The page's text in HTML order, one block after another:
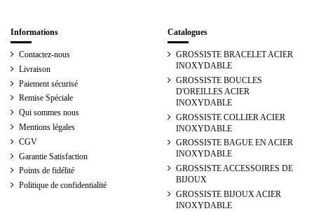
Informations
Contactez-nous
Livraison
Paiement sécurisé
Remise Spéciale
Qui sommes nous
Mentions légales
CGV
Garantie Satisfaction
Points de fidélité
Politique de confidentialité
Catalogues
GROSSISTE BRACELET ACIER
INOXYDABLE
GROSSISTE BOUCLES
D'OREILLES ACIER
INOXYDABLE
GROSSISTE COLLIER ACIER
INOXYDABLE
GROSSISTE BAGUE EN ACIER
INOXYDABLE
GROSSISTE ACCESSOIRES DE
BIJOUX
GROSSISTE BIJOUX ACIER
INOXYDABLE